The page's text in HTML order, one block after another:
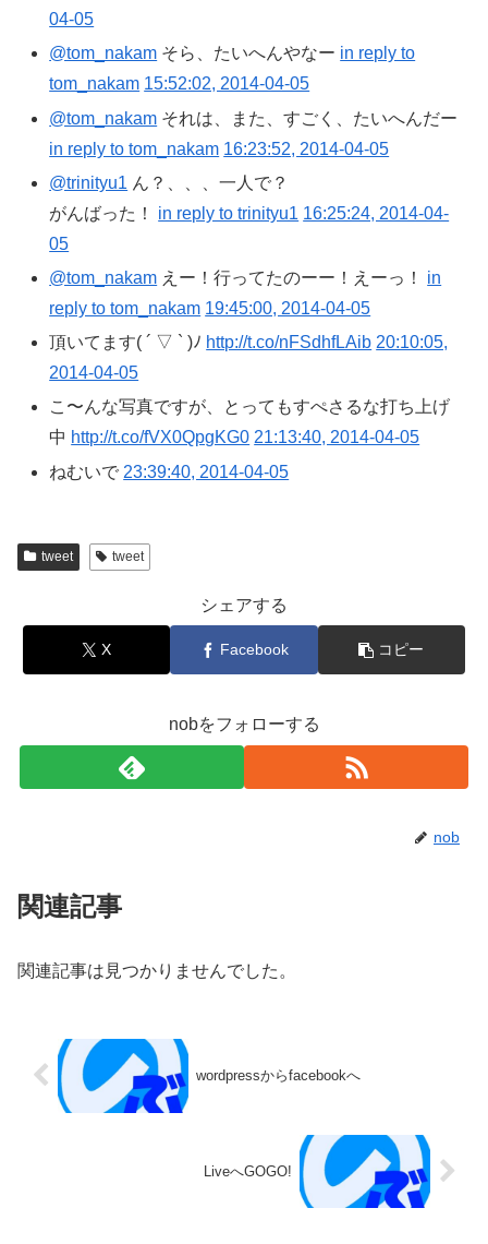
04-05
@tom_nakam そら、たいへんやなー in reply to
tom_nakam 15:52:02, 2014-04-05
@tom_nakam それは、また、すごく、たいへんだー
in reply to tom_nakam 16:23:52, 2014-04-05
@trinityu1 ん？、、、一人で？
がんばった！ in reply to trinityu1 16:25:24, 2014-04-
05
@tom_nakam えー！行ってたのーー！えーっ！ in
reply to tom_nakam 19:45:00, 2014-04-05
頂いてます( ´ ▽ ` )ﾉ http://t.co/nFSdhfLAib 20:10:05,
2014-04-05
こ〜んな写真ですが、とってもすぺさるな打ち上げ
中 http://t.co/fVX0QpgKG0 21:13:40, 2014-04-05
ねむいで 23:39:40, 2014-04-05
tweet tweet
シェアする
X Facebook コピー
nobをフォローする
nob
関連記事
関連記事は見つかりませんでした。
wordpressからfacebookへ
LiveへGOGO!